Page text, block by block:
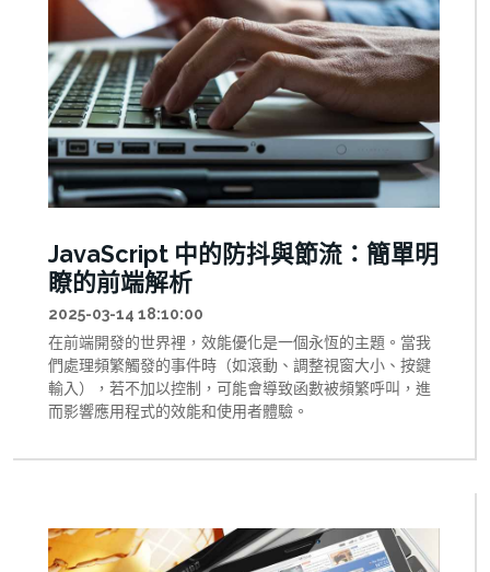
JavaScript 中的防抖與節流：簡單明
瞭的前端解析
2025-03-14 18:10:00
在前端開發的世界裡，效能優化是一個永恆的主題。當我
們處理頻繁觸發的事件時（如滾動、調整視窗大小、按鍵
輸入），若不加以控制，可能會導致函數被頻繁呼叫，進
而影響應用程式的效能和使用者體驗。